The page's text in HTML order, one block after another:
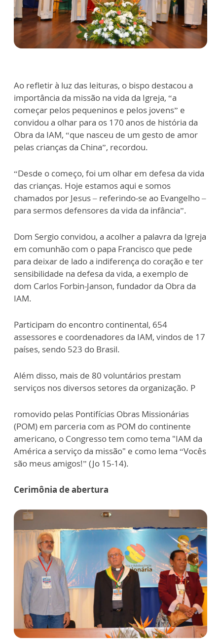
Ao refletir à luz das leituras, o bispo destacou a
importância da missão na vida da Igreja, “a
começar pelos pequeninos e pelos jovens” e
convidou a olhar para os 170 anos de história da
Obra da IAM, “que nasceu de um gesto de amor
pelas crianças da China”, recordou.
“Desde o começo, foi um olhar em defesa da vida
das crianças. Hoje estamos aqui e somos
chamados por Jesus – referindo-se ao Evangelho –
para sermos defensores da vida da infância”.
Dom Sergio convidou, a acolher a palavra da Igreja
em comunhão com o papa Francisco que pede
para deixar de lado a indiferença do coração e ter
sensibilidade na defesa da vida, a exemplo de
dom Carlos Forbin-Janson, fundador da Obra da
IAM.
Participam do encontro continental, 654
assessores e coordenadores da IAM, vindos de 17
países, sendo 523 do Brasil.
Além disso, mais de 80 voluntários prestam
serviços nos diversos setores da organização. P
romovido pelas Pontifícias Obras Missionárias
(POM) em parceria com as POM do continente
americano, o Congresso tem como tema "IAM da
América a serviço da missão" e como lema “Vocês
são meus amigos!” (Jo 15-14).
Cerimônia de abertura